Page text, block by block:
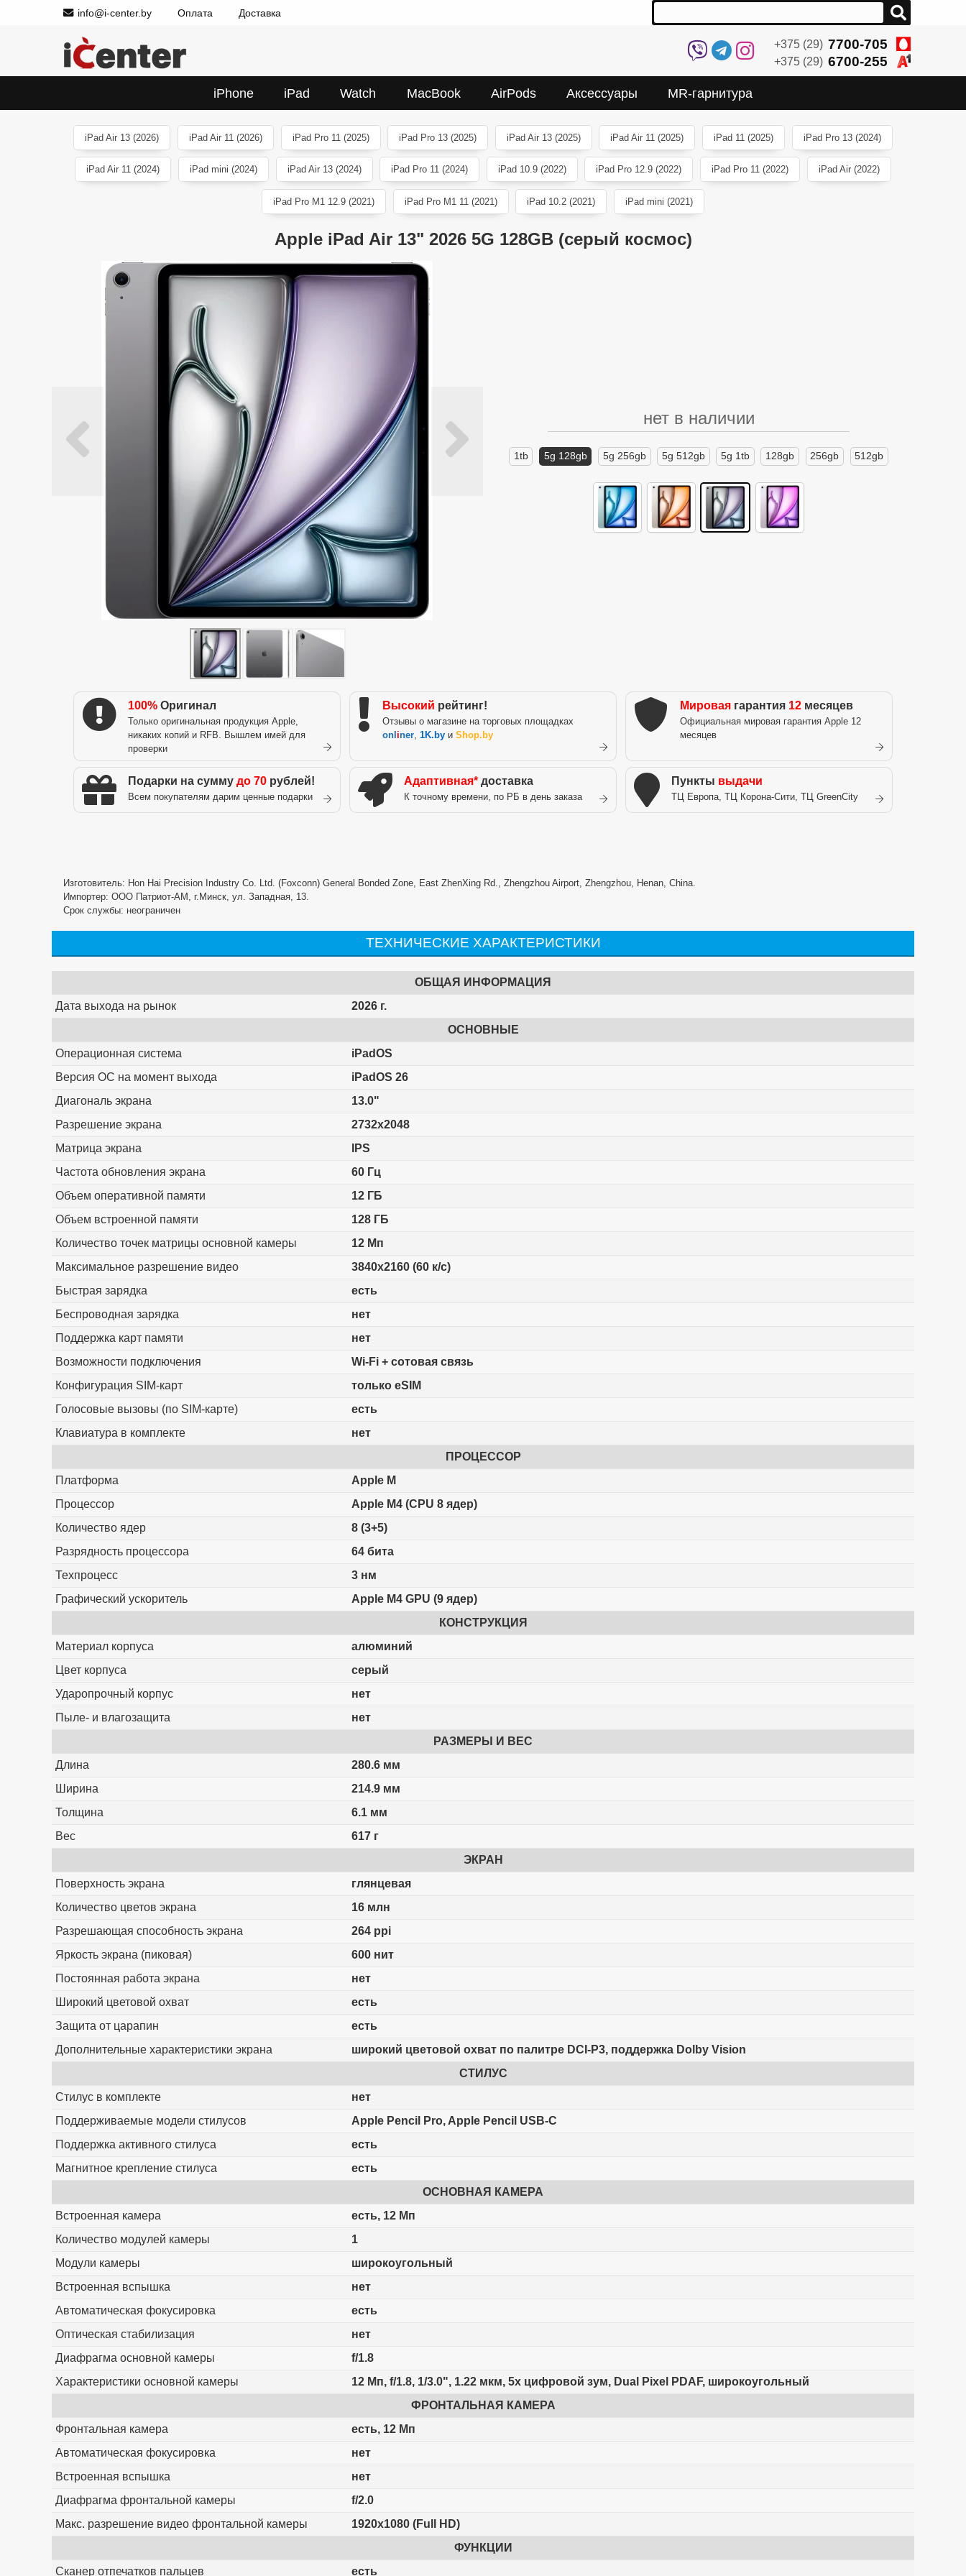
info@i-center.by Оплата Доставка
+375 (29) 7700-705
+375 (29) 6700-255
iPhone iPad Watch MacBook AirPods Аксессуары MR-гарнитура
iPad Air 13 (2026) iPad Air 11 (2026) iPad Pro 11 (2025) iPad Pro 13 (2025) iPad Air 13 (2025) iPad Air 11 (2025) iPad 11 (2025) iPad Pro 13 (2024)
iPad Air 11 (2024) iPad mini (2024) iPad Air 13 (2024) iPad Pro 11 (2024) iPad 10.9 (2022) iPad Pro 12.9 (2022) iPad Pro 11 (2022) iPad Air (2022)
iPad Pro M1 12.9 (2021) iPad Pro M1 11 (2021) iPad 10.2 (2021) iPad mini (2021)
Apple iPad Air 13" 2026 5G 128GB (серый космос)
нет в наличии
1tb 5g 128gb 5g 256gb 5g 512gb 5g 1tb 128gb 256gb 512gb
100% Оригинал
Только оригинальная продукция Apple,
никаких копий и RFB. Вышлем имей для
проверки
Высокий рейтинг!
Отзывы о магазине на торговых площадках
onl iner 1K.by и Shop.by
Мировая гарантия 12 месяцев
Официальная мировая гарантия Apple 12
месяцев
Подарки на сумму до 70 рублей!
Всем покупателям дарим ценные подарки
Адаптивная* доставка
К точному времени, по РБ в день заказа
Пункты выдачи
ТЦ Европа, ТЦ Корона-Сити, ТЦ GreenCity
Изготовитель: Hon Hai Precision Industry Co. Ltd. (Foxconn) General Bonded Zone, East ZhenXing Rd., Zhengzhou Airport, Zhengzhou, Henan, China.
Импортер: ООО Патриот-АМ, г.Минск, ул. Западная, 13.
Срок службы: неограничен
ТЕХНИЧЕСКИЕ ХАРАКТЕРИСТИКИ
ОБЩАЯ ИНФОРМАЦИЯ
Дата выхода на рынок
2026 г.
ОСНОВНЫЕ
Операционная система
iPadOS
Версия ОС на момент выхода
iPadOS 26
Диагональ экрана
13.0"
Разрешение экрана
2732x2048
Матрица экрана
IPS
Частота обновления экрана
60 Гц
Объем оперативной памяти
12 ГБ
Объем встроенной памяти
128 ГБ
Количество точек матрицы основной камеры
12 Мп
Максимальное разрешение видео
3840x2160 (60 к/с)
Быстрая зарядка
есть
Беспроводная зарядка
нет
Поддержка карт памяти
нет
Возможности подключения
Wi-Fi + сотовая связь
Конфигурация SIM-карт
только eSIM
Голосовые вызовы (по SIM-карте)
есть
Клавиатура в комплекте
нет
ПРОЦЕССОР
Платформа
Apple M
Процессор
Apple M4 (CPU 8 ядер)
Количество ядер
8 (3+5)
Разрядность процессора
64 бита
Техпроцесс
3 нм
Графический ускоритель
Apple M4 GPU (9 ядер)
КОНСТРУКЦИЯ
Материал корпуса
алюминий
Цвет корпуса
серый
Ударопрочный корпус
нет
Пыле- и влагозащита
нет
РАЗМЕРЫ И ВЕС
Длина
280.6 мм
Ширина
214.9 мм
Толщина
6.1 мм
Вес
617 г
ЭКРАН
Поверхность экрана
глянцевая
Количество цветов экрана
16 млн
Разрешающая способность экрана
264 ppi
Яркость экрана (пиковая)
600 нит
Постоянная работа экрана
нет
Широкий цветовой охват
есть
Защита от царапин
есть
Дополнительные характеристики экрана
широкий цветовой охват по палитре DCI-P3, поддержка Dolby Vision
СТИЛУС
Стилус в комплекте
нет
Поддерживаемые модели стилусов
Apple Pencil Pro, Apple Pencil USB-C
Поддержка активного стилуса
есть
Магнитное крепление стилуса
есть
ОСНОВНАЯ КАМЕРА
Встроенная камера
есть, 12 Мп
Количество модулей камеры
1
Модули камеры
широкоугольный
Встроенная вспышка
нет
Автоматическая фокусировка
есть
Оптическая стабилизация
нет
Диафрагма основной камеры
f/1.8
Характеристики основной камеры
12 Мп, f/1.8, 1/3.0", 1.22 мкм, 5x цифровой зум, Dual Pixel PDAF, широкоугольный
ФРОНТАЛЬНАЯ КАМЕРА
Фронтальная камера
есть, 12 Мп
Автоматическая фокусировка
нет
Встроенная вспышка
нет
Диафрагма фронтальной камеры
f/2.0
Макс. разрешение видео фронтальной камеры
1920x1080 (Full HD)
ФУНКЦИИ
Сканер отпечатков пальцев
есть